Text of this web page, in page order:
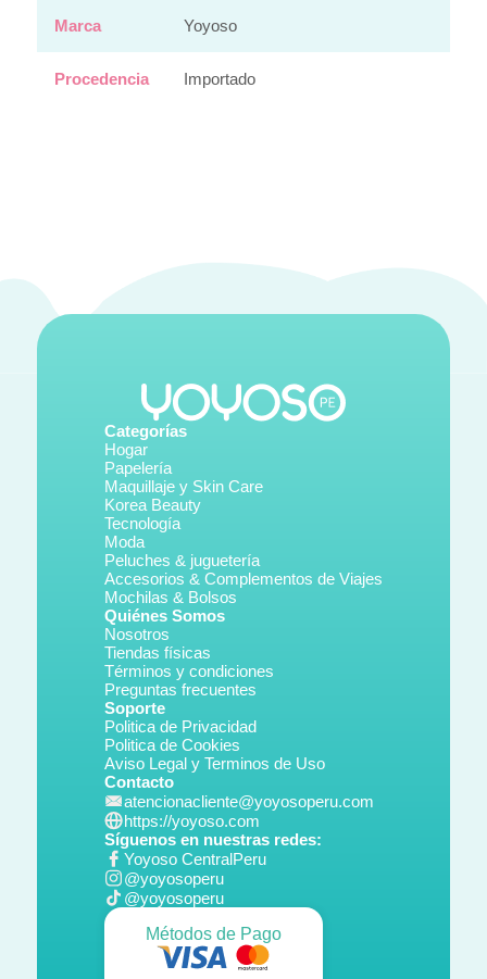
Marca Yoyoso
Procedencia Importado
Categorías
Hogar
Papelería
Maquillaje y Skin Care
Korea Beauty
Tecnología
Moda
Peluches & juguetería
Accesorios & Complementos de Viajes
Mochilas & Bolsos
Quiénes Somos
Nosotros
Tiendas físicas
Términos y condiciones
Preguntas frecuentes
Soporte
Politica de Privacidad
Politica de Cookies
Aviso Legal y Terminos de Uso
Contacto
atencionacliente@yoyosoperu.com
https://yoyoso.com
Síguenos en nuestras redes:
Yoyoso CentralPeru
@yoyosoperu
@yoyosoperu
Métodos de Pago